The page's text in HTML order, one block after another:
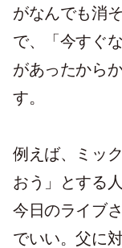
がなんでも消
で、「今すぐ
があったから
す。
例えば、ミッ
おう」とする
今日のライブ
でいい。父に